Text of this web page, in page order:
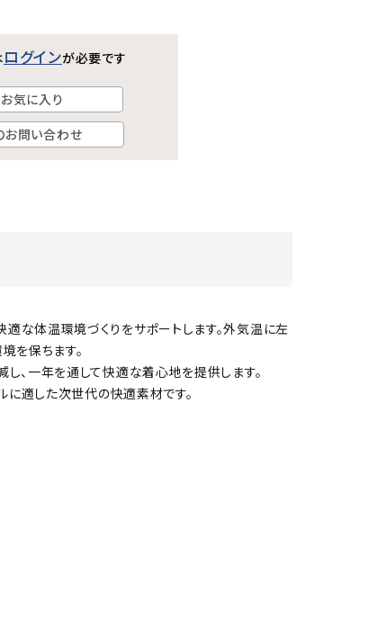
ログインが必要です
お気に入り
お問い合わせ
な体温環境づくりをサポートします。外気温に左
を保ちます。
、一年を通して快適な着心地を提供します。
に適した次世代の快適素材です。